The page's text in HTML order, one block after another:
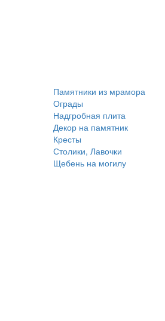
Памятники из мрамора
Ограды
Надгробная плита
Декор на памятник
Кресты
Столики, Лавочки
Щебень на могилу